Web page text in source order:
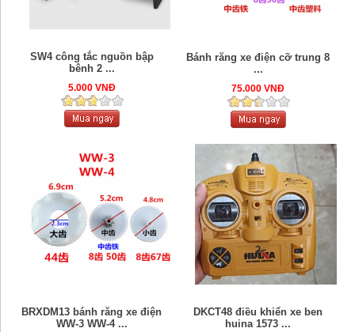
SW4 công tắc nguồn bập
bênh 2 ...
5.000 VNĐ
Bánh răng xe điện cỡ trung 8
...
75.000 VNĐ
BRXDM13 bánh răng xe điện
WW-3 WW-4 ...
DKCT48 điều khiển xe ben
huina 1573 ...